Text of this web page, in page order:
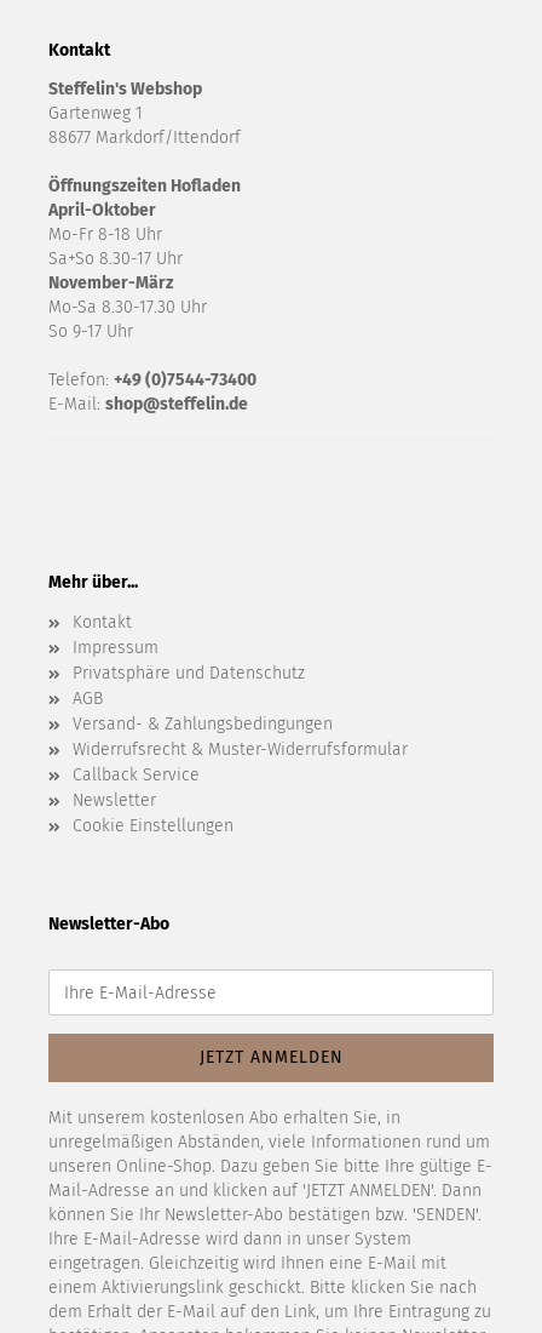
Kontakt
Steffelin's Webshop
Gartenweg 1
88677 Markdorf/Ittendorf
Öffnungszeiten Hofladen
April-Oktober
Mo-Fr 8-18 Uhr
Sa+So 8.30-17 Uhr
November-März
Mo-Sa 8.30-17.30 Uhr
So 9-17 Uhr
Telefon: +49 (0)7544-73400
E-Mail: shop@steffelin.de
Mehr über...
Kontakt
Impressum
Privatsphäre und Datenschutz
AGB
Versand- & Zahlungsbedingungen
Widerrufsrecht & Muster-Widerrufsformular
Callback Service
Newsletter
Cookie Einstellungen
Newsletter-Abo
Mit unserem kostenlosen Abo erhalten Sie, in
unregelmäßigen Abständen, viele Informationen rund um
unseren Online-Shop. Dazu geben Sie bitte Ihre gültige E-
Mail-Adresse an und klicken auf 'JETZT ANMELDEN'. Dann
können Sie Ihr Newsletter-Abo bestätigen bzw. 'SENDEN'.
Ihre E-Mail-Adresse wird dann in unser System
eingetragen. Gleichzeitig wird Ihnen eine E-Mail mit
einem Aktivierungslink geschickt. Bitte klicken Sie nach
dem Erhalt der E-Mail auf den Link, um Ihre Eintragung zu